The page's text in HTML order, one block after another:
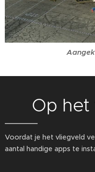
✈️ Op het
Voordat je het vliegveld
aantal handige apps te